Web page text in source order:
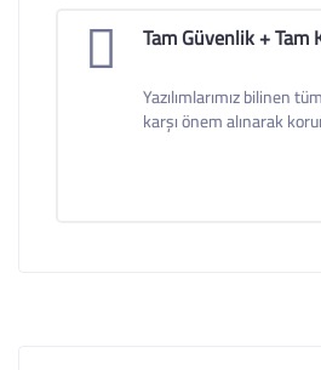
Tam Güvenlik + Tam
Yazılımlarımız bilinen
karşı önem alınarak